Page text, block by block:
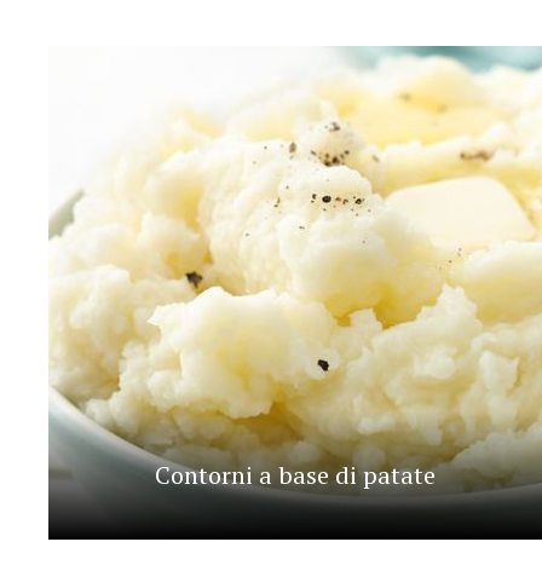
Contorni a base di patate